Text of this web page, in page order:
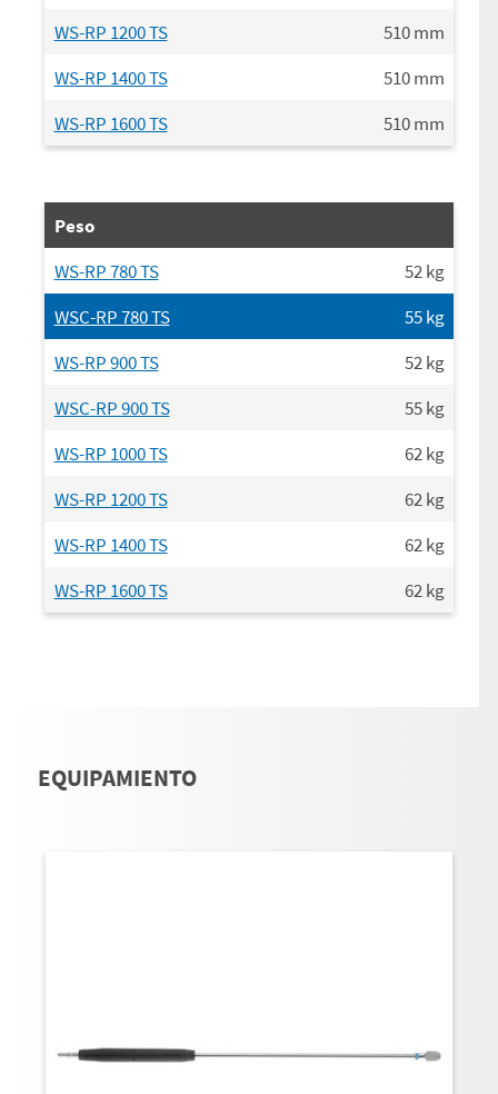
WS-RP 1200 TS
510mm
WS-RP 1400 TS
510mm
WS-RP 1600 TS
510mm
Peso
WS-RP 780 TS
52kg
WSC-RP 780 TS
55kg
WS-RP 900 TS
52kg
WSC-RP 900 TS
55kg
WS-RP 1000 TS
62kg
WS-RP 1200 TS
62kg
WS-RP 1400 TS
62kg
WS-RP 1600 TS
62kg
EQUIPAMIENTO